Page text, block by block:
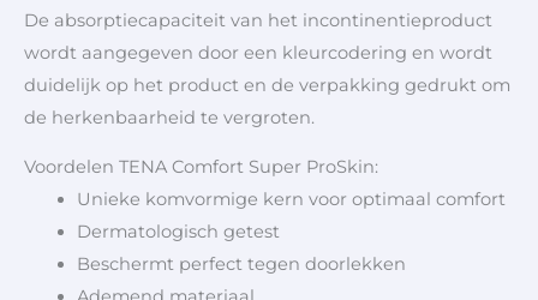
De absorptiecapaciteit van het incontinentieproduct
wordt aangegeven door een kleurcodering en wordt
duidelijk op het product en de verpakking gedrukt om
de herkenbaarheid te vergroten.
Voordelen TENA Comfort Super ProSkin:
Unieke komvormige kern voor optimaal comfort
Dermatologisch getest
Beschermt perfect tegen doorlekken